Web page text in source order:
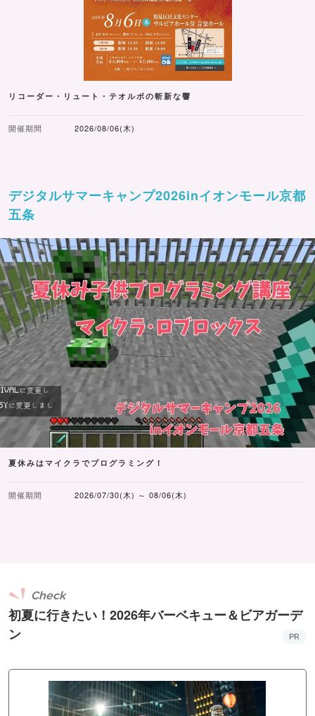
リコーダー・リュート・テオルボの斬新な響
開催期間 2026/08/06(木)
デジタルサマーキャンプ2026inイオンモール京都
五条
夏休みはマイクラでプログラミング！
開催期間 2026/07/30(木) ～ 08/06(木)
初夏に行きたい！2026年バーベキュー＆ビアガーデ
ン
Check
PR